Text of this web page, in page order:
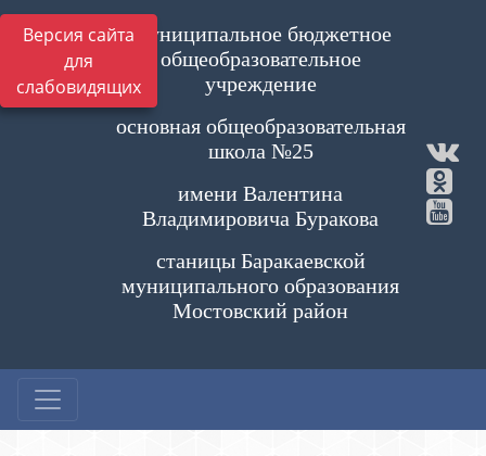
Версия сайта
для
слабовидящих
Муниципальное бюджетное
общеобразовательное
учреждение
основная общеобразовательная
школа №25
имени Валентина
Владимировича Буракова
станицы Баракаевской
муниципального образования
Мостовский район